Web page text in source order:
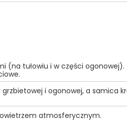
(na tułowiu i w części ogonowej).
i ogonowej, a samica
atmosferycznym.